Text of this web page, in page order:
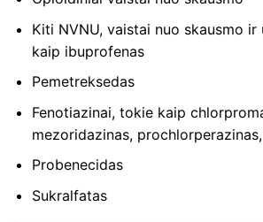
Kiti NVNU, vaistai nuo skausmo
kaip ibuprofenas
Pemetreksedas
Fenotiazinai, tokie kaip
mezoridazinas,
Probenecidas
Sukralfatas